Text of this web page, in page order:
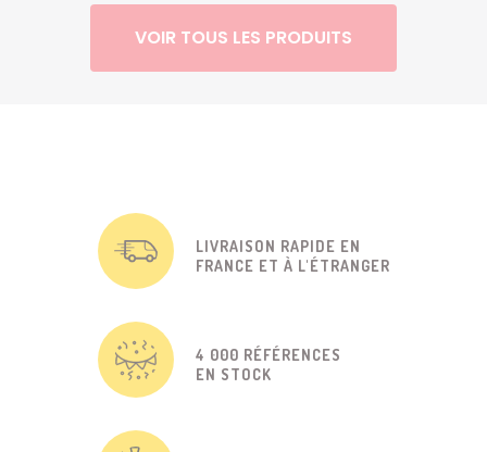
VOIR TOUS LES PRODUITS
LIVRAISON RAPIDE EN
FRANCE ET À L'ÉTRANGER
4 000 RÉFÉRENCES
EN STOCK